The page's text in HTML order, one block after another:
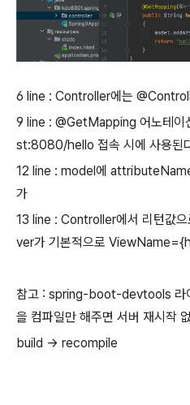
6 line : Controller에는
9 line : @GetMapping 어노테
st:8080/hello 접속 시에 사용된
12 line : model에
가
13 line : Controller에서 리턴값
ver가 기본적으로
참고 : spring-boot-devtools 라
을 컴파일만 해주면 서버 재시작
build -> recompile